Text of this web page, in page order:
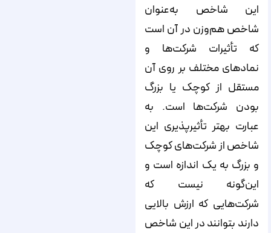
این شاخص به‌عنوان
شاخص هم‌‌‌‌وزن در آن است
که تأثیرات شرکت‌‌‌‌ها و
نمادهای مختلف بر روی آن
مستقل از کوچک یا بزرگ
بودن شرکت‌‌‌‌ها است. به
عبارت بهتر تأثیرپذیری این
شاخص از شرکت‌‌‌‌های کوچک
و بزرگ به یک اندازه است و
این‌‌‌‌گونه نیست که
شرکت‌‌‌‌هایی که ارزش بالایی
دارند بتوانند در این شاخص